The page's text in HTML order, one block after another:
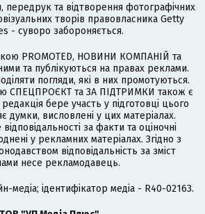
передрук та відтворення фотографічних
творів правовласника Getty
- суворо забороняється.
PROMOTED, НОВИНИ КОМПАНІЙ та
та публікуються на правах реклами.
погляди, які в них промотуються.
СПЕЦПРОЄКТ та ЗА ПІДТРИМКИ також є
бере участь у підготовці цього
думки, висловлені у цих матеріалах.
за факти та оціночні
у рекламних матеріалах. Згідно з
відповідальність за зміст
несе рекламодавець.
медіа; ідентифікатор медіа - R40-02163.